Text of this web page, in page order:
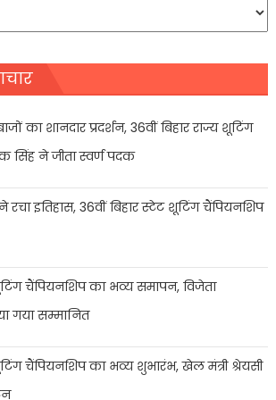
का शानदार प्रदर्शन, 36वीं बिहार राज्य शूटिंग
ने जीता स्वर्ण पदक
रचा इतिहास, 36वीं बिहार स्टेट शूटिंग चैंपियनशिप
चैंपियनशिप का भव्य समापन, विजेता
गया सम्मानित
चैंपियनशिप का भव्य शुभारंभ, खेल मंत्री श्रेयसी